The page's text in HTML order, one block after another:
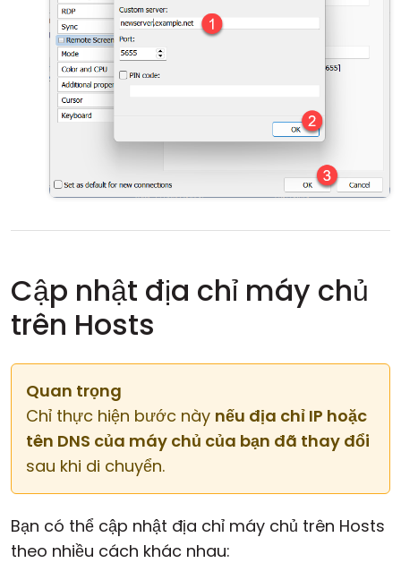
Cập nhật địa chỉ máy chủ
trên Hosts
Quan trọng
Chỉ thực hiện bước này nếu địa chỉ IP hoặc
tên DNS của máy chủ của bạn đã thay đổi
sau khi di chuyển.
Bạn có thể cập nhật địa chỉ máy chủ trên Hosts
theo nhiều cách khác nhau: